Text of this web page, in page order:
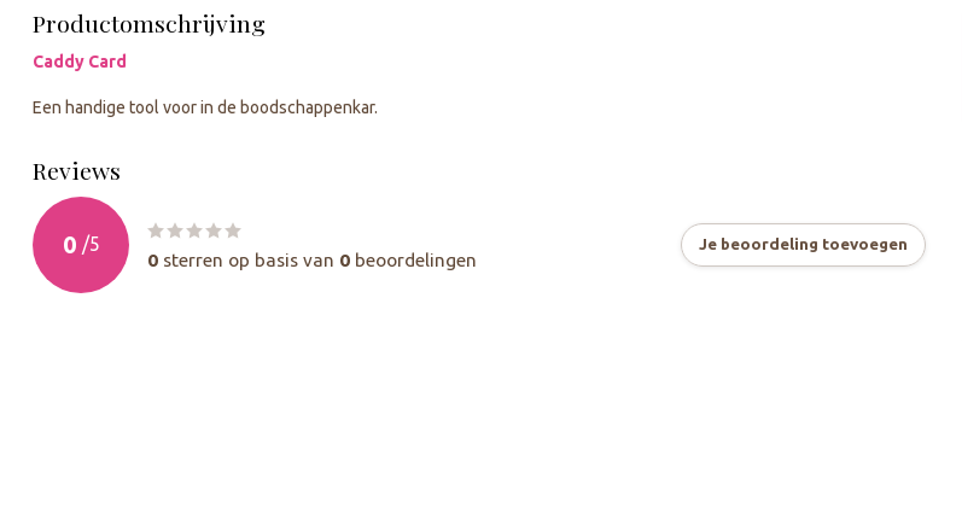
Productomschrijving
Caddy Card
Een handige tool voor in de boodschappenkar.
Reviews
0 /5
0 sterren op basis van 0 beoordelingen
Je beoordeling toevoegen